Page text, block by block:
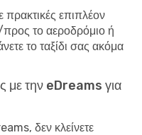
επιπλέον
το αεροδρόμιο ή
το ταξίδι σας ακόμα
με την eDreams για
δεν κλείνετε